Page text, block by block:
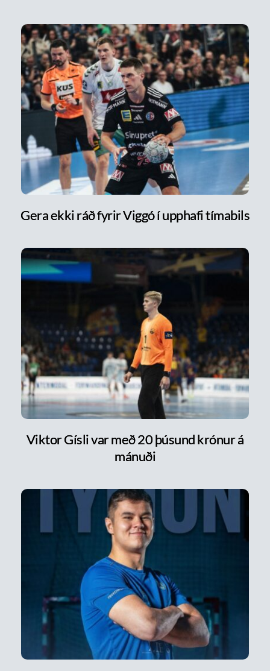
Gera ekki ráð fyrir Viggó í upphafi tímabils
Viktor Gísli var með 20 þúsund krónur á
mánuði